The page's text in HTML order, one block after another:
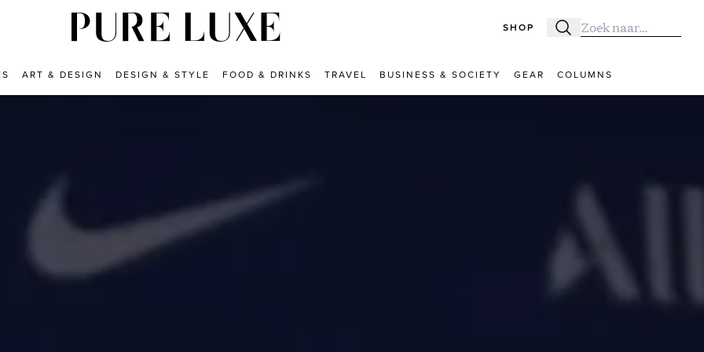
SHOP Zoeken
Zoek naar:
ART & DESIGN DESIGN & STYLE FOOD & DRINKS TRAVEL BUSINESS & SOCIETY GEAR COLUMNS